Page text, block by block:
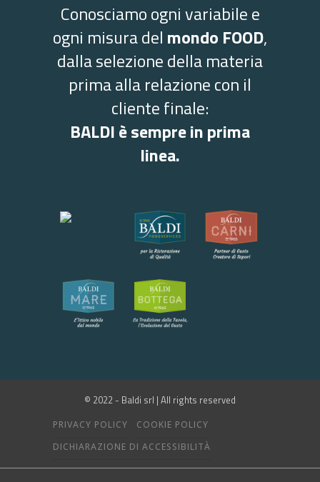
Conosciamo ogni variabile e
ogni misura del mondo FOOD,
dalla selezione della materia
prima alla relazione con il
cliente finale:
BALDI è sempre in prima
linea.
© 2022 - Baldi srl | All rights reserved
PRIVACY POLICY
COOKIE POLICY
DICHIARAZIONE DI ACCESSIBILITÀ